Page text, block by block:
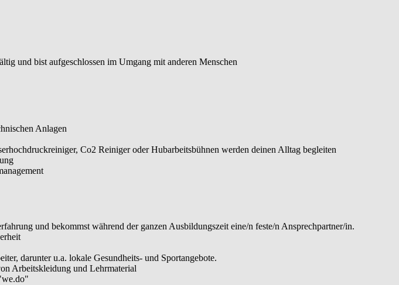
und bist aufgeschlossen im Umgang mit anderen Menschen
Anlagen
Co2 Reiniger oder Hubarbeitsbühnen werden deinen Alltag begleiten
und bekommst während der ganzen Ausbildungszeit eine/n feste/n Ansprechpartner/in.
darunter u.a. lokale Gesundheits- und Sportangebote.
Arbeitskleidung und Lehrmaterial